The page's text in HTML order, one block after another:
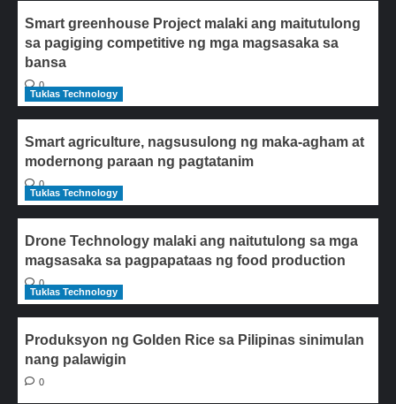
Smart greenhouse Project malaki ang maitutulong
sa pagiging competitive ng mga magsasaka sa
bansa
0
Tuklas Technology
Smart agriculture, nagsusulong ng maka-agham at
modernong paraan ng pagtatanim
0
Tuklas Technology
Drone Technology malaki ang naitutulong sa mga
magsasaka sa pagpapataas ng food production
0
Tuklas Technology
Produksyon ng Golden Rice sa Pilipinas sinimulan
nang palawigin
0